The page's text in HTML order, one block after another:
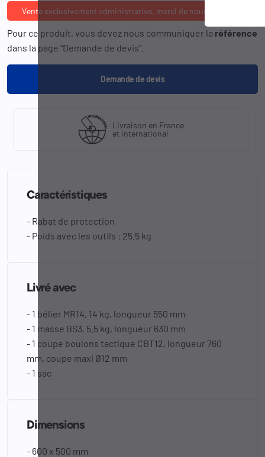
Vente exclusivement administrative, merci de nous consulter
Pour ce produit, vous devez nous communiquer la référence
dans la page "Demande de devis".
Demande de devis
Livraison en France
et international
Caractéristiques
- Rabat de protection
- Poids avec les outils : 25.5 kg
Livré avec
- 1 bélier MR14, 14 kg, longueur 550 mm
- 1 masse BS3, 5.5 kg, longueur 630 mm
- 1 coupe boulons tactique CBT12, longueur 760
mm, coupe maxi Ø12 mm
- 1 sac
Dimensions
- 600 x 500 mm